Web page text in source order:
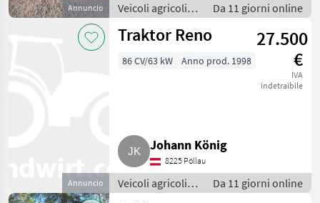
Annuncio
Veicoli agricoli a
motore / Carri a
motore
Da 11 giorni online
Annuncio
Traktor Reno
27.500
€
IVA
indetraibile
86 CV/63 kW Anno prod. 1998
Johann König
8225 Pöllau
Veicoli agricoli a
motore / Carri a
Da 11 giorni online